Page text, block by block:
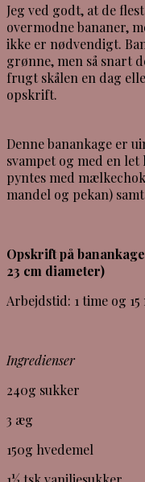
Jeg ved godt, at de
overmodne bananer,
ikke er nødvendigt.
grønne, men så snart
frugt skålen en dag
opskrift.
Denne banankage er
svampet og med en
pyntes med
mandel og pekan)
Opskrift på
23 cm diameter)
Arbejdstid: 1 time og
Ingredienser
240g sukker
3 æg
150g hvedemel